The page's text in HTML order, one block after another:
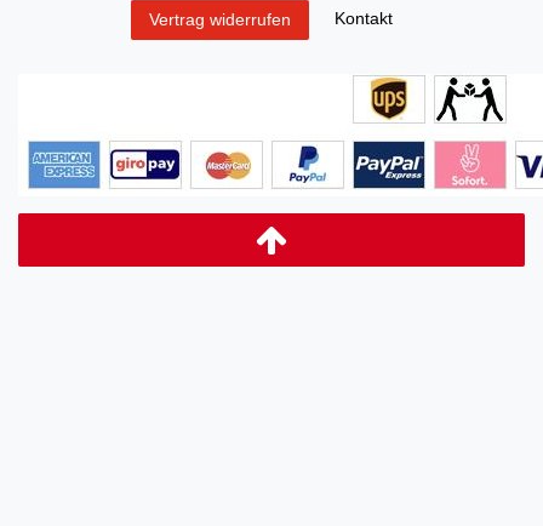
Vertrag widerrufen Kontakt